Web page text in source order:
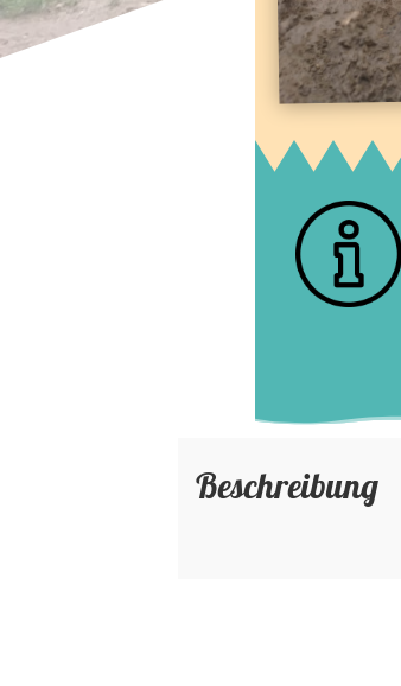
Beschreibung